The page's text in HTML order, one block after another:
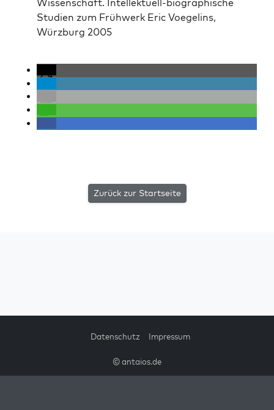
Wis­senschaft. Intellek­tuell-biographis­che
Stu­di­en zum Früh­w­erk Eric Voegelins,
Würzburg 2005
Zurück zur Startseite
Datenschutz Impressum
© antaios.de